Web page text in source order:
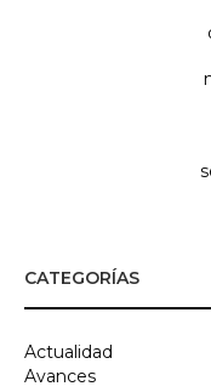
CATEGORÍAS
Actualidad
Avances